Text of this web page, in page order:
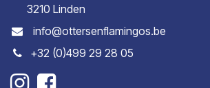
3210 Linden
info@ottersenflamingos.be
+32 (0)499 29 28 05